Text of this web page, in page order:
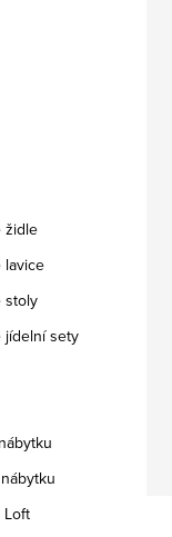
židle
lavice
stoly
jídelní sety
Loft